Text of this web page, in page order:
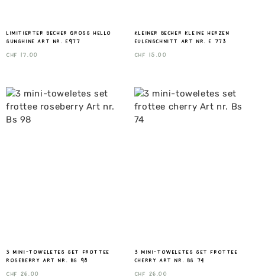
Limitierter Becher gross Hello
Sunshine Art nr. E977
CHF 17.00
Kleiner Becher Kleine Herzen
Eulenschnitt Art nr. E 773
CHF 15.00
3 mini-toweletes set frottee
roseberry Art nr. Bs 98
CHF 26.00
3 mini-toweletes set frottee
cherry Art nr. Bs 74
CHF 26.00